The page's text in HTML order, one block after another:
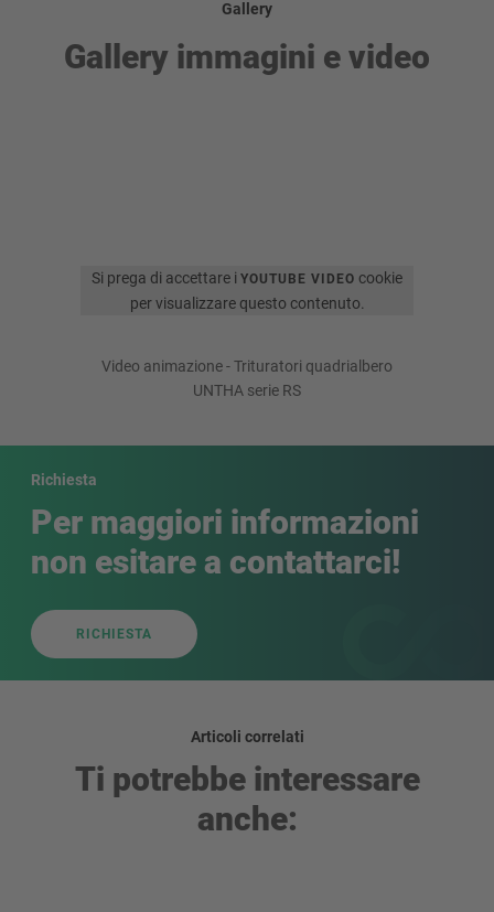
Gallery
Gallery immagini e video
Si prega di accettare iYOUTUBE VIDEO cookie
per visualizzare questo contenuto.
Video animazione - Trituratori quadrialbero
UNTHA serie RS
Richiesta
Per maggiori informazioni
non esitare a contattarci!
RICHIESTA
Articoli correlati
Ti potrebbe interessare
anche: